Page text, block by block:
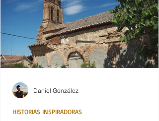
HISTORIAS INSPIRADORAS
Daniel González